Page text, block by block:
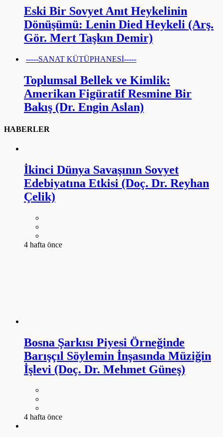
Eski Bir Sovyet Anıt Heykelinin
Dönüşümü: Lenin Died Heykeli (Arş.
Gör. Mert Taşkın Demir)
-----SANAT KÜTÜPHANESİ-----
Toplumsal Bellek ve Kimlik:
Amerikan Figüratif Resmine Bir
Bakış (Dr. Engin Aslan)
HABERLER
İkinci Dünya Savaşının Sovyet
Edebiyatına Etkisi (Doç. Dr. Reyhan
Çelik)
4 hafta önce
Bosna Şarkısı Piyesi Örneğinde
Barışçıl Söylemin İnşasında Müziğin
İşlevi (Doç. Dr. Mehmet Güneş)
4 hafta önce